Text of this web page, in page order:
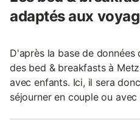
adaptés aux
D'après la base de données
des bed & breakfasts à
avec enfants. Ici, il sera
séjourner en couple ou avec